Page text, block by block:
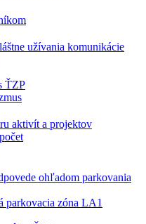
užívania komunikácie
ŤZP
aktivít a projektov
ohľadom parkovania
parkovacia zóna LA1